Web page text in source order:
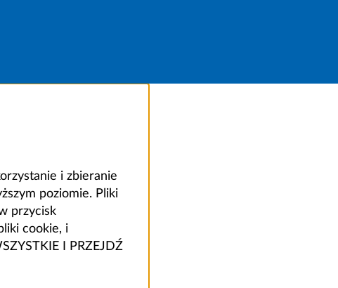
i zbieranie
poziomie. Pliki
przycisk
cookie, i
I PRZEJDŹ